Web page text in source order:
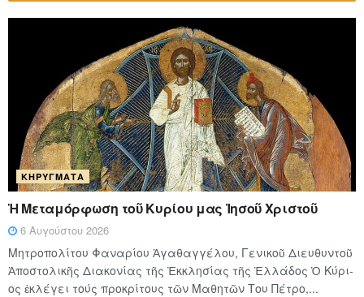
ΚΗΡΎΓΜΑΤΑ
Ἡ Μεταμόρφωση τοῦ Κυρίου μας Ἰησοῦ Χριστοῦ
6 Αυγούστου 2026
Μητροπολίτου Φαναρίου Ἀγαθαγγέλου, Γενικοῦ Διευθυντοῦ
Ἀποστολικῆς Διακονίας τῆς Ἐκκλησίας τῆς Ἑλλάδος Ὁ Κύ­ρι­
ος ἐκλέγει τούς προ­κρί­τους τῶν Μα­θη­τῶν Του Πέ­τρο,...